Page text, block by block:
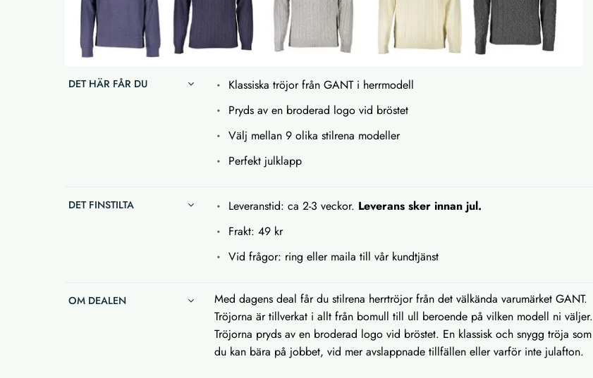
DET HÄR FÅR DU
Klassiska tröjor från GANT i herrmodell
Pryds av en broderad logo vid bröstet
Välj mellan 9 olika stilrena modeller
Perfekt julklapp
DET FINSTILTA Leveranstid: ca 2-3 veckor. Leverans sker innan jul.
Frakt: 49 kr
Vid frågor: ring eller maila till vår kundtjänst
OM DEALEN
Med dagens deal får du stilrena herrtröjor från det välkända varumärket GANT.
Tröjorna är tillverkat i allt från bomull till ull beroende på vilken modell ni väljer.
Tröjorna pryds av en broderad logo vid bröstet. En klassisk och snygg tröja som
du kan bära på jobbet, vid mer avslappnade tillfällen eller varför inte julafton.